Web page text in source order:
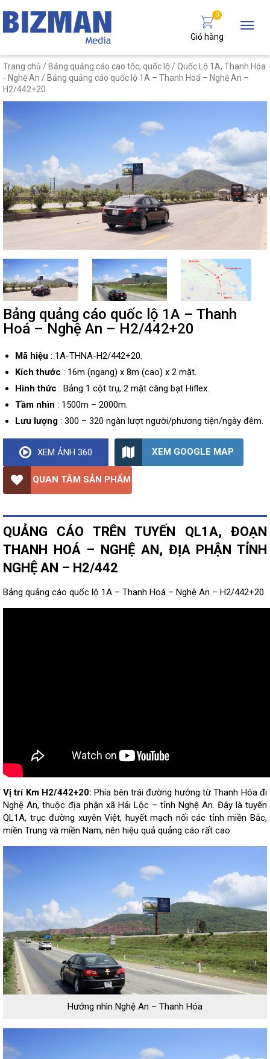
0
Giỏ hàng
Trang chủ / Bảng quảng cáo cao tốc, quốc lộ /Quốc Lộ 1A, Thanh Hóa
- Nghệ An / Bảng quảng cáo quốc lộ 1A – Thanh Hoá – Nghệ An –
H2/442+20
Bảng quảng cáo quốc lộ 1A – Thanh
Hoá – Nghệ An – H2/442+20
Mã hiệu : 1A-THNA-H2/442+20.
Kích thước : 16m (ngang) x 8m (cao) x 2 mặt.
Hình thức : Bảng 1 cột trụ, 2 mặt căng bạt Hiflex.
Tầm nhìn : 1500m – 2000m.
Lưu lượng : 300 – 320 ngàn lượt người/phương tiện/ngày đêm.
XEM ẢNH 360 XEM GOOGLE MAP
QUAN TÂM SẢN PHẨM
QUẢNG CÁO TRÊN TUYẾN QL1A, ĐOẠN
THANH HOÁ – NGHỆ AN, ĐỊA PHẬN TỈNH
NGHỆ AN – H2/442
Bảng quảng cáo quốc lộ 1A – Thanh Hoá – Nghệ An – H2/442+20
Vị trí Km H2/442+20:Phía bên trái đường hướng từ Thanh Hóa đi
Nghệ An, thuộc địa phận xã Hải Lộc – tỉnh Nghệ An. Đây là tuyến
QL1A, trục đường xuyên Việt, huyết mạch nối các tỉnh miền Bắc,
miền Trung và miền Nam, nên hiệu quả quảng cáo rất cao.
Hướng nhìn Nghệ An – Thanh Hóa